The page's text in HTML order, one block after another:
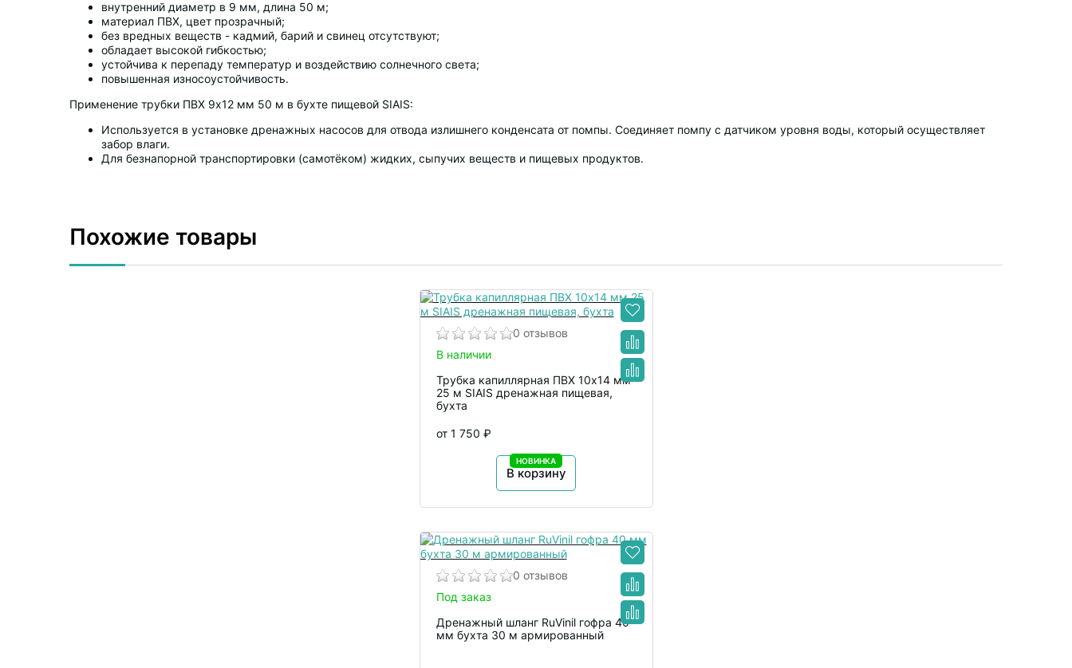
внутренний диаметр в 9 мм, длина 50 м;
материал ПВХ, цвет прозрачный;
без вредных веществ - кадмий, барий и свинец отсутствуют;
обладает высокой гибкостью;
устойчива к перепаду температур и воздействию солнечного света;
повышенная износоустойчивость.
Применение трубки ПВХ 9х12 мм 50 м в бухте пищевой SIAIS:
Используется в установке дренажных насосов для отвода излишнего конденсата от помпы. Соединяет помпу с датчиком уровня воды, который осуществляет
забор влаги.
Для безнапорной транспортировки (самотёком) жидких, сыпучих веществ и пищевых продуктов.
Похожие товары
0 отзывов
В наличии
Трубка капиллярная ПВХ 10х14 мм
25 м SIAIS дренажная пищевая,
бухта
от 1 750 ₽
В корзину
НОВИНКА
0 отзывов
Под заказ
Дренажный шланг RuVinil гофра 40
мм бухта 30 м армированный